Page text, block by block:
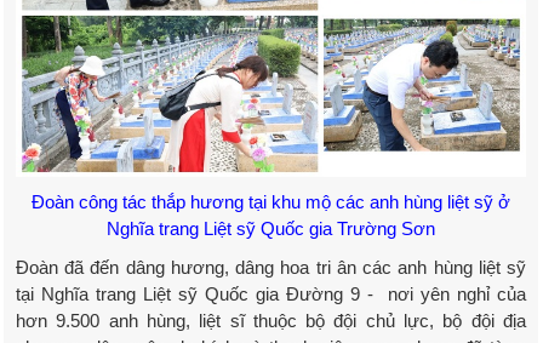
Đoàn công tác thắp hương tại khu mộ các anh hùng liệt sỹ ở
Nghĩa trang Liệt sỹ Quốc gia Trường Sơn
Đoàn đã đến dâng hương, dâng hoa tri ân các anh hùng liệt sỹ
tại Nghĩa trang Liệt sỹ Quốc gia Đường 9 - nơi yên nghỉ của
hơn 9.500 anh hùng, liệt sĩ thuộc bộ đội chủ lực, bộ đội địa